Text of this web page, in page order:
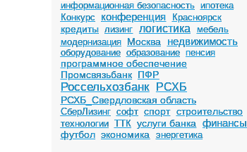
информационная безопасность ипотека
Конкурс
конференция Красноярск
кредиты лизинг логистика
мебель
модернизация
Москва недвижимость
оборудование образование пенсия
программное обеспечение
Промсвязьбанк ПФР
Россельхозбанк РСХБ
РСХБ_Свердловская область
СберЛизинг софт спорт строительство
технологии ТТК услуги банка финансы
футбол экономика энергетика